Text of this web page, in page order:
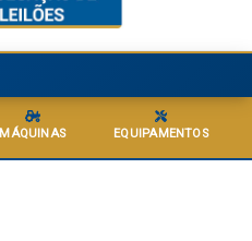
MÁQUINAS EQUIPAMENTOS